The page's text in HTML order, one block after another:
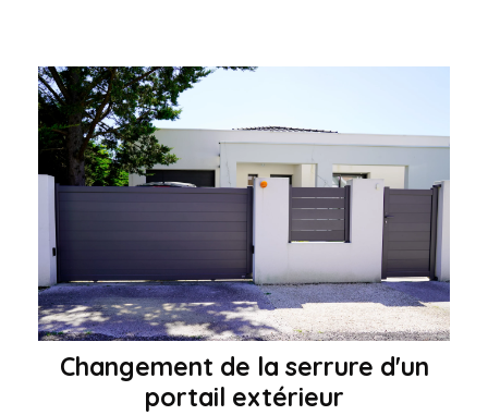
Changement de la serrure d'un
portail extérieur